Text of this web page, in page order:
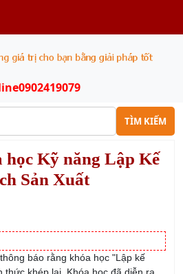
0902419079
TÌM KIẾM
học Kỹ năng Lập Kế
Sản Xuất
báo rằng khóa học "Lập kế